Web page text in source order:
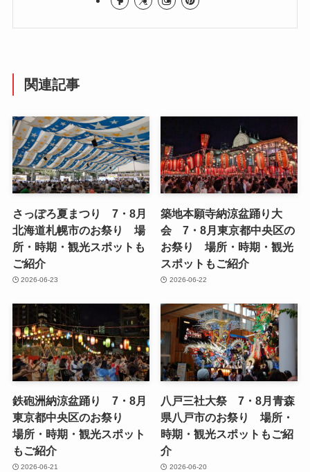
関連記事
さっぽろ夏まつり 7・8月
北海道札幌市のお祭り 場
所・時期・観光スポットも
ご紹介
2026-06-23
築地本願寺納涼盆踊り大
会 7・8月東京都中央区の
お祭り 場所・時期・観光
スポットもご紹介
2026-06-22
鉄砲洲納涼盆踊り 7・8月
東京都中央区のお祭り
場所・時期・観光スポット
もご紹介
2026-06-21
八戸三社大祭 7・8月青森
県八戸市のお祭り 場所・
時期・観光スポットもご紹
介
2026-06-20